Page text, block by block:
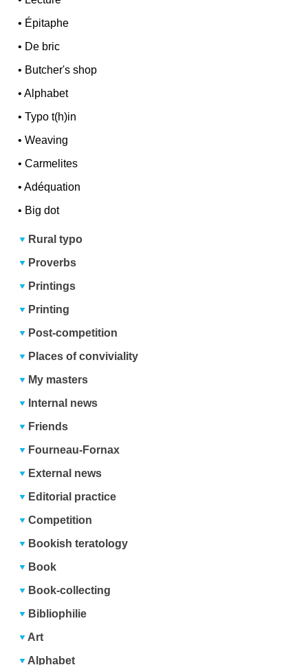
• Épitaphe
• De bric
• Butcher's shop
•Alphabet
•Typo t(h)in
•Weaving
•Carmelites
•Adéquation
• Big dot
Rural typo
Proverbs
Printings
Printing
Post-competition
Places of conviviality
My masters
Internal news
Friends
Fourneau-Fornax
External news
Editorial practice
Competition
Bookish teratology
Book
Book-collecting
Bibliophilie
Art
Alphabet